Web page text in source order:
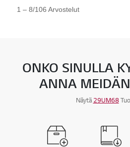
ONKO SINULLA
ANNA
Näytä29UM68